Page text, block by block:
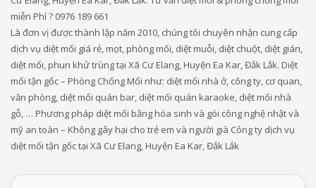
miễn Phí ? 0976 189 661
Là đơn vị được thành lập năm 2010, chúng tôi chuyên nhận cung cấp
dịch vụ diệt mối giá rẻ, mọt, phòng mối, diệt muỗi, diệt chuột, diệt gián,
diệt mối, phun khử trùng tại Xã Cư Elang, Huyện Ea Kar, Đắk Lắk. Diệt
mối tận gốc – Phòng Chống Mối như: diệt mối nhà ở, công ty, cơ quan,
văn phòng, diệt mối quán bar, diệt mối quán karaoke, diệt mối nhà
gỗ, … Phương pháp diệt mối bằng hóa sinh và gói công nghệ nhật và
mỹ an toàn – Không gây hại cho trẻ em và người già Công ty dịch vụ
diệt mối tận gốc tại Xã Cư Elang, Huyện Ea Kar, Đắk Lắk